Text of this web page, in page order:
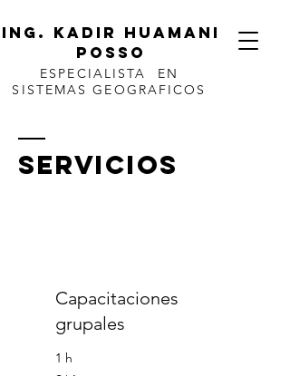
ING. KADIR HUAMANI
POSSO
ESPECIALISTA EN
SISTEMAS GEOGRAFICOS
SERVICIOS
Capacitaciones
grupales
1 h
1